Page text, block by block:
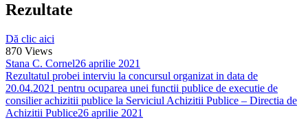
Rezultate
Dă clic aici
870 Views
Stana C. Cornel26 aprilie 2021
Rezultatul probei interviu la concursul organizat in data de
20.04.2021 pentru ocuparea unei functii publice de executie de
consilier achizitii publice la Serviciul Achizitii Publice – Directia de
Achizitii Publice26 aprilie 2021